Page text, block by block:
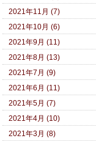
2021年11月 (7)
2021年10月 (6)
2021年9月 (11)
2021年8月 (13)
2021年7月 (9)
2021年6月 (11)
2021年5月 (7)
2021年4月 (10)
2021年3月 (8)